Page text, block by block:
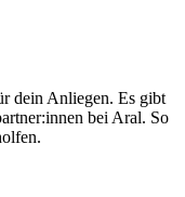
dein Anliegen. Es gibt
bei Aral. So